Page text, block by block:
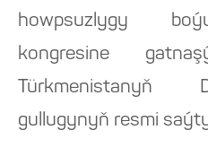
howpsuzlygy
kongresine
Türkmenistanyň
gullugynyň resmi